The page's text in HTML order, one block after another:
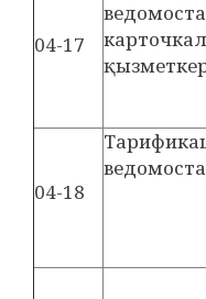
04-17
04-18